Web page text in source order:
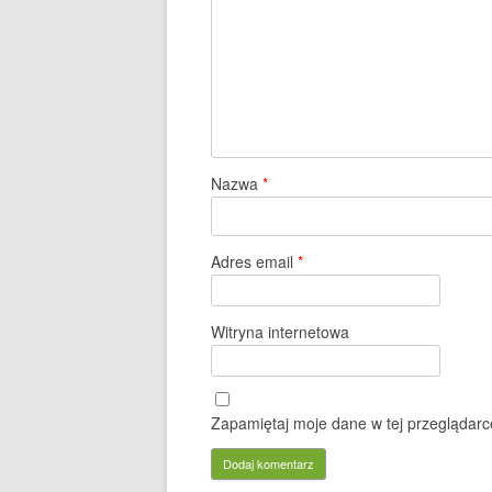
Nazwa *
Adres email *
Witryna internetowa
Zapamiętaj moje dane w tej